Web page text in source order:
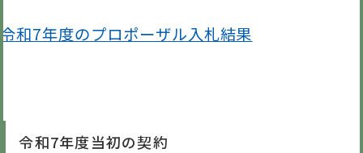
令和7年度のプロポーザル入札結果
令和7年度当初の契約